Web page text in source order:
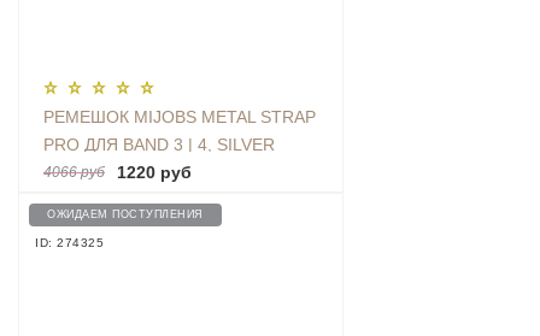
РЕМЕШОК MIJOBS METAL STRAP
PRO ДЛЯ BAND 3 | 4, SILVER
4066 руб 1220 руб
ОЖИДАЕМ ПОСТУПЛЕНИЯ
ID: 274325